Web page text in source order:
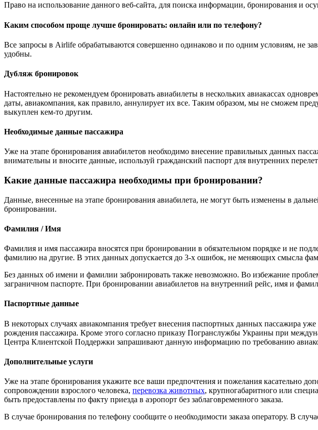
Право на использование данного веб-сайта, для поиска информации, бронирования и
Каким способом проще лучше бронировать: онлайн или по телефону?
Все запросы в Airlife обрабатываются совершенно одинаково и по одним условиям, не
удобны.
Дубляж бронировок
Настоятельно не рекомендуем бронировать авиабилеты в нескольких авиакассах
даты, авиакомпания, как правило, аннулирует их все. Таким образом, мы не сможем
выкуплен кем-то другим.
Необходимые данные пассажира
Уже на этапе бронирования авиабилетов необходимо внесение правильных данных
внимательны и вносите данные, используй гражданский паспорт для внутренних
Какие данные пассажира необходимы при бронировании?
Данные, внесенные на этапе бронирования авиабилета, не могут быть изменены в
бронировании.
Фамилия / Имя
Фамилия и имя пассажира вносятся при бронировании в обязательном порядке и не
фамилию на другие. В этих данных допускается до 3-х ошибок, не меняющих смысла
Без данных об имени и фамилии забронировать также невозможно. Во избежание
заграничном паспорте. При бронировании авиабилетов на внутренний рейс, имя и
Паспортные данные
В некоторых случаях авиакомпания требует внесения паспортных данных пассажира
рождения пассажира. Кроме этого согласно приказу Погранслужбы Украины при
Центра Клиентской Поддержки запрашивают данную информацию по требованию
Дополнительные услуги
Уже на этапе бронирования укажите все ваши предпочтения и пожелания касательно
сопровождении взрослого человека, перевозка животных, крупногабаритного или
быть предоставлены по факту приезда в аэропорт без заблаговременного заказа.
В случае бронирования по телефону сообщите о необходимости заказа оператору. В